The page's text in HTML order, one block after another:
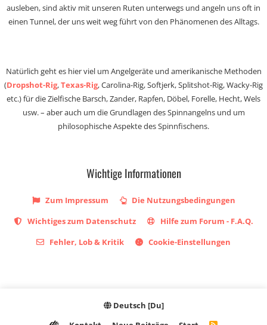
ausleben, sind aktiv mit unseren Ruten unterwegs und angeln uns oft in
einen Tunnel, der uns weit weg führt von den Phänomenen des Alltags.
Natürlich geht es hier viel um Angelgeräte und amerikanische Methoden
(Dropshot-Rig,Texas-Rig, Carolina-Rig, Softjerk, Splitshot-Rig, Wacky-Rig
etc.) für die Zielfische Barsch, Zander, Rapfen, Döbel, Forelle, Hecht, Wels
usw. – aber auch um die Grundlagen des Spinnangelns und um
philosophische Aspekte des Spinnfischens.
Wichtige Informationen
Zum Impressum
Die Nutzungsbedingungen
Wichtiges zum Datenschutz
Hilfe zum Forum - F.A.Q.
Fehler, Lob & Kritik
Cookie-Einstellungen
Deutsch [Du]